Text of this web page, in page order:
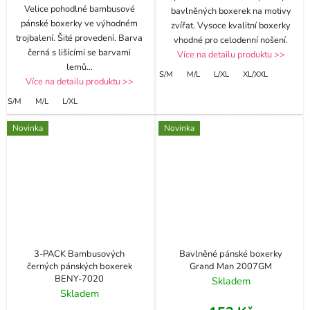
Velice pohodlné bambusové
pánské boxerky ve výhodném
trojbalení. Šité provedení. Barva
černá s lišícími se barvami
lemů...
Více na detailu produktu >>
S/M M/L L/XL
bavlněných boxerek na motivy
zvířat. Vysoce kvalitní boxerky
vhodné pro celodenní nošení.
Více na detailu produktu >>
S/M M/L L/XL XL/XXL
Novinka
3-PACK Bambusových
černých pánských boxerek
BENY-7020
Skladem
Novinka
Bavlněné pánské boxerky
Grand Man 2007GM
Skladem